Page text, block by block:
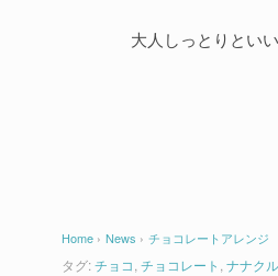
大人しっとりといい
Home › News › チョコレートアレンジ
タグ:チョコ チョコレート ナナク